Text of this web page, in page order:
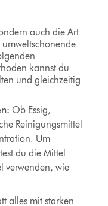
auch die Art
kannst du
und gleichzeitig
Ob Essig,
Reinigungsmittel
Um
du die Mittel
verwenden, wie
alles mit starken